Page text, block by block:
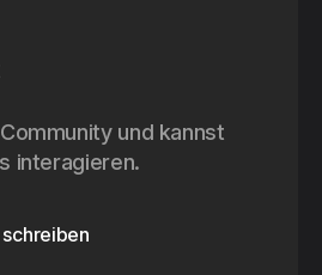
und kannst
interagieren.